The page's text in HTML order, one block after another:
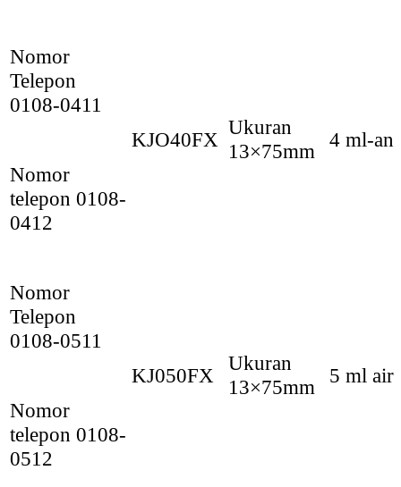
Nomor
Telepon
0108-0411
KJO40FX
Ukuran
13×75mm
4 ml-an
Nomor
telepon 0108-
0412
Nomor
Telepon
0108-0511
KJ050FX
Ukuran
13×75mm
5 ml air
Nomor
telepon 0108-
0512